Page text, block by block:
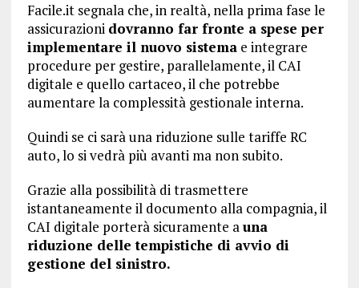
Facile.it segnala che, in realtà, nella prima fase le
assicurazioni dovranno far fronte a spese per
implementare il nuovo sistemae integrare
procedure per gestire, parallelamente, il CAI
digitale e quello cartaceo, il che potrebbe
aumentare la complessità gestionale interna.
Quindi se ci sarà una riduzione sulle tariffe RC
auto, lo si vedrà più avanti ma non subito.
Grazie alla possibilità di trasmettere
istantaneamente il documento alla compagnia, il
CAI digitale porterà sicuramente auna
riduzione delle tempistiche di avvio di
gestione del sinistro.